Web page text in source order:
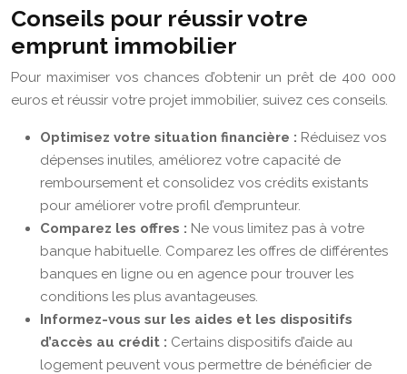
Conseils pour réussir votre
emprunt immobilier
Pour maximiser vos chances d’obtenir un prêt de 400 000
euros et réussir votre projet immobilier, suivez ces conseils.
Optimisez votre situation financière : Réduisez vos
dépenses inutiles, améliorez votre capacité de
remboursement et consolidez vos crédits existants
pour améliorer votre profil d’emprunteur.
Comparez les offres : Ne vous limitez pas à votre
banque habituelle. Comparez les offres de différentes
banques en ligne ou en agence pour trouver les
conditions les plus avantageuses.
Informez-vous sur les aides et les dispositifs
d’accès au crédit : Certains dispositifs d’aide au
logement peuvent vous permettre de bénéficier de